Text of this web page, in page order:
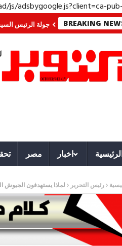
js/adsbygoogle.js?client=ca-
BREAKINGينامون جولة الرئيس السيسي
اخبار مصر
رئيس التحرير لماذا يستهدفون الجيوش